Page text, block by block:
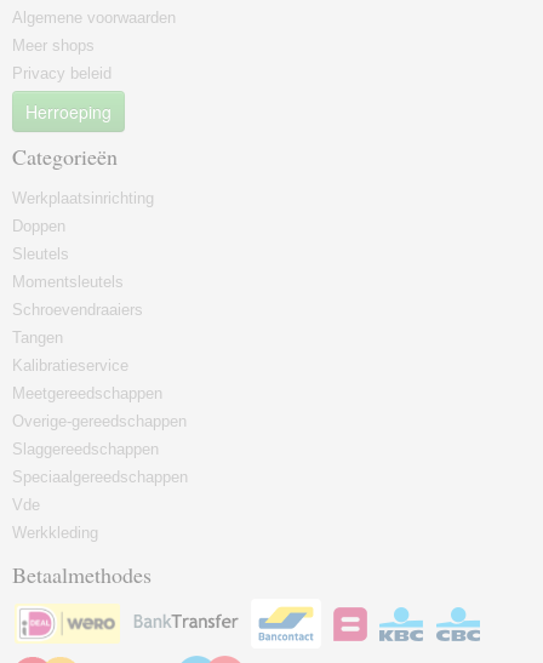
Algemene voorwaarden
Meer shops
Privacy beleid
Herroeping
Categorieën
Werkplaatsinrichting
Doppen
Sleutels
Momentsleutels
Schroevendraaiers
Tangen
Kalibratieservice
Meetgereedschappen
Overige-gereedschappen
Slaggereedschappen
Speciaalgereedschappen
Vde
Werkkleding
Betaalmethodes